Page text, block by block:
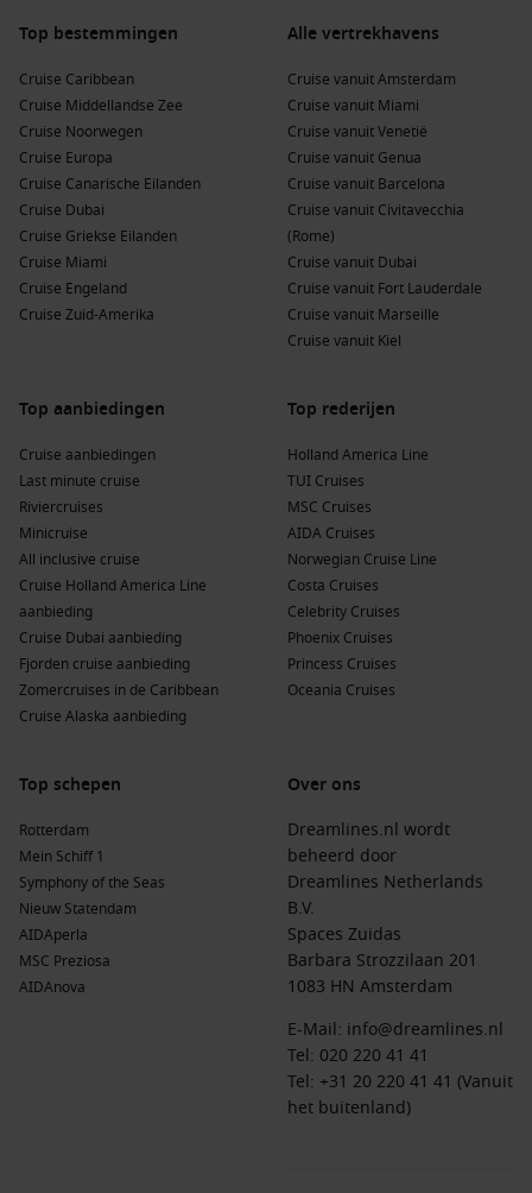
Boek jouw Cunard cruise naar Noord-Europa
een langere ontdekkingstocht langs deBaltische Staten,
Dreamlines vind je altijd een Cunard cruise die perfect bij je
past!
Top bestemmingen
Cruise Caribbean
Cruise Middellandse Zee
Cruise Noorwegen
Cruise Europa
Cruise Canarische Eilanden
Cruise Dubai
Cruise Griekse Eilanden
Cruise Miami
Cruise Engeland
Cruise Zuid-Amerika
Alle vertrekhavens
Cruise vanuit Amsterdam
Cruise vanuit Miami
Cruise vanuit Venetië
Cruise vanuit Genua
Cruise vanuit Barcelona
Cruise vanuit Civitavecchia
(Rome)
Cruise vanuit Dubai
Cruise vanuit Fort Lauderdale
Cruise vanuit Marseille
Cruise vanuit Kiel
Top aanbiedingen
Cruise aanbiedingen
Last minute cruise
Riviercruises
Minicruise
All inclusive cruise
Cruise Holland America Line
aanbieding
Cruise Dubai aanbieding
Fjorden cruise aanbieding
Zomercruises in de Caribbean
Cruise Alaska aanbieding
Top rederijen
Holland America Line
TUI Cruises
MSC Cruises
AIDA Cruises
Norwegian Cruise Line
Costa Cruises
Celebrity Cruises
Phoenix Cruises
Princess Cruises
Oceania Cruises
Top schepen
Rotterdam
Mein Schiff 1
Symphony of the Seas
Nieuw Statendam
AIDAperla
MSC Preziosa
AIDAnova
Over ons
Dreamlines.nl wordt
beheerd door
Dreamlines Netherlands
B.V.
Spaces Zuidas
Barbara Strozzilaan 201
1083 HN Amsterdam
E-Mail: info@dreamlines.nl
Tel: 020 220 41 41
Tel: +31 20 220 41 41 (Vanuit
het buitenland)